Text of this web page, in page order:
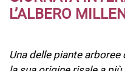
L’ALBERO
Una delle piante